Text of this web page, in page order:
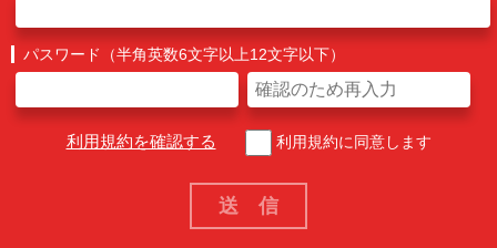
パスワード（半角英数6文字以上12文字以下）
利用規約を確認する 利用規約に同意します